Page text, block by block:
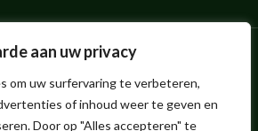
aan uw privacy
om uw surfervaring te verbeteren,
of inhoud weer te geven en
Door op "Alles accepteren" te
z najwyższej jakości bioetanolem
w małych i dużych ilościach.
(brak sklepu, odbiór nie jest możliwy!) |